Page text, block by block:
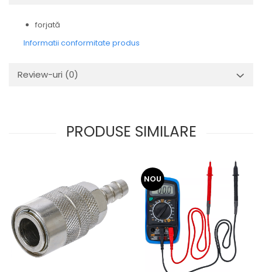
forjată
Informatii conformitate produs
Review-uri (0)
PRODUSE SIMILARE
NOU